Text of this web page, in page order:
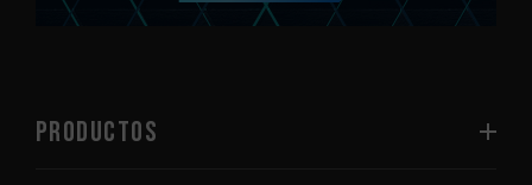
PRODUCTOS